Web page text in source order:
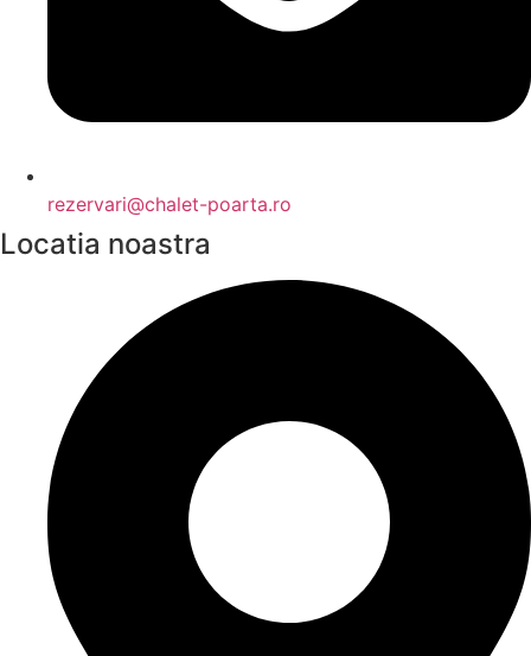
rezervari@chalet-poarta.ro
Locatia noastra